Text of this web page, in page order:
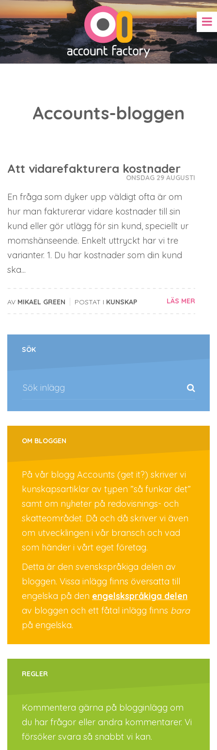
Accounts-bloggen
Att vidarefakturera kostnader
ONSDAG 29 AUGUSTI
En fråga som dyker upp väldigt ofta är om
hur man fakturerar vidare kostnader till sin
kund eller gör utlägg för sin kund, speciellt ur
momshänseende. Enkelt uttryckt har vi tre
varianter. 1. Du har kostnader som din kund
ska...
AV MIKAEL GREEN POSTAT I KUNSKAP LÄS MER
SÖK
OM BLOGGEN
På vår blogg Accounts (get it?) skriver vi
kunskapsartiklar av typen ”så funkar det”
samt om nyheter på redovisnings- och
skatteområdet. Då och då skriver vi även
om utvecklingen i vår bransch och vad
som händer i vårt eget företag.
Detta är den svenskspråkiga delen av
bloggen. Vissa inlägg finns översatta till
engelska på den engelskspråkiga delen
av bloggen och ett fåtal inlägg finns bara
på engelska.
REGLER
Kommentera gärna på blogginlägg om
du har frågor eller andra kommentarer. Vi
försöker svara så snabbt vi kan.